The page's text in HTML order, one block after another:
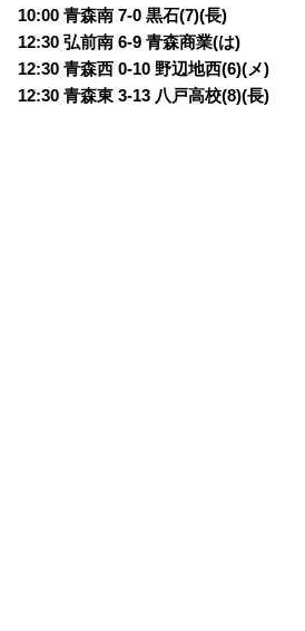
10:00 青森南 7-0 黒石(7)(長)
12:30 弘前南 6-9 青森商業(は)
12:30 青森西 0-10 野辺地西(6)(メ)
12:30 青森東 3-13 八戸高校(8)(長)